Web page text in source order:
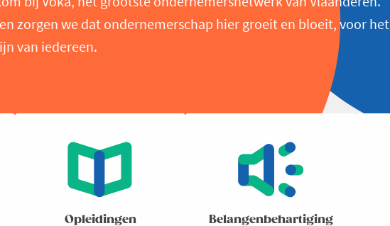
zorgen we dat ondernemerschap hier groeit en bloeit, voor het
van iedereen.
Opleidingen Belangenbehartiging